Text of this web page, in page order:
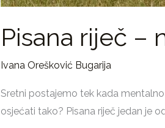
Pisana riječ –
Ivana Orešković Bugarija
Sretni postajemo tek kada
osjećati tako? Pisana riječ jedan je